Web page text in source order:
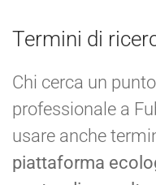
Termini di
Chi cerca un
professionale a
usare anche
piattaforma